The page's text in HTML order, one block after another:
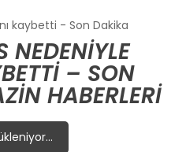
kaybetti - Son Dakika
NEDENIYLE
– SON
HABERLERI